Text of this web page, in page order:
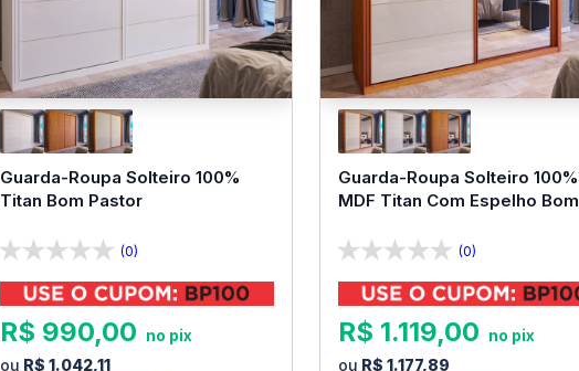
Guarda-Roupa Solteiro 100%
Titan Bom Pastor
(0)
R$ 990,00
R$ 1.042,11
Guarda-Roupa Solteiro 100%
MDF Titan Com Espelho Bom
(0)
R$ 1.119,00
R$ 1.177,89